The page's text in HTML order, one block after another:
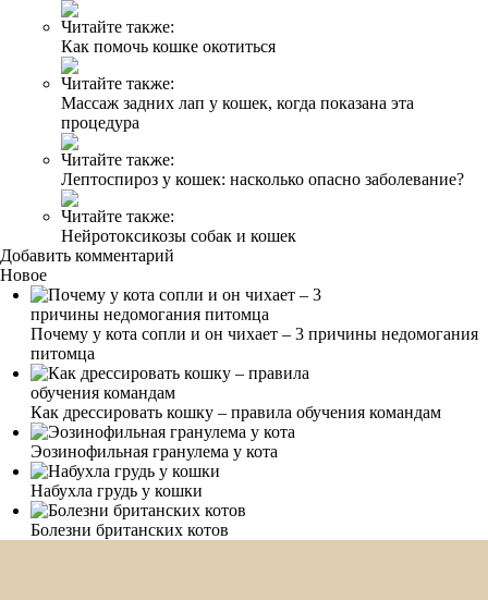
Читайте также:
Как помочь кошке окотиться
Читайте также:
Массаж задних лап у кошек, когда показана эта
процедура
Читайте также:
Лептоспироз у кошек: насколько опасно заболевание?
Читайте также:
Нейротоксикозы собак и кошек
Добавить комментарий
Новое
Почему у кота сопли и он чихает – 3 причины недомогания
питомца
Как дрессировать кошку – правила обучения командам
Эозинофильная гранулема у кота
Набухла грудь у кошки
Болезни британских котов